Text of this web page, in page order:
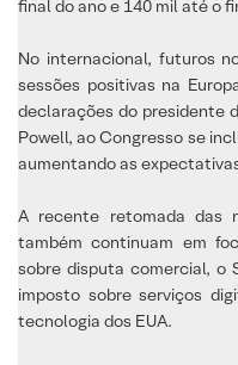
final do ano e 140 mil até o
No internacional, futuros
sessões positivas na
declarações do presidente
Powell, ao Congresso se
aumentando as
A recente retomada das
também continuam em
sobre disputa comercial, o
imposto sobre serviços
tecnologia dos EUA.